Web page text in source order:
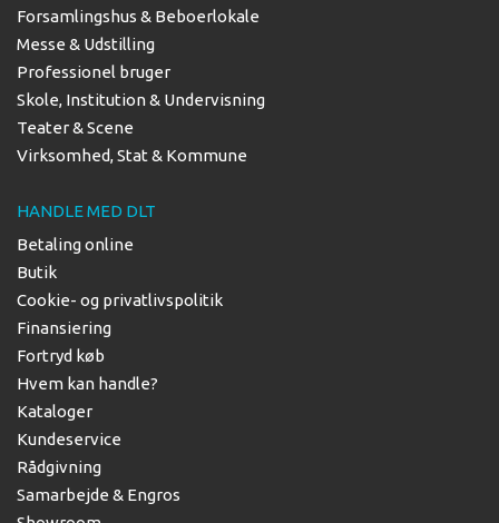
Forsamlingshus & Beboerlokale
Messe & Udstilling
Professionel bruger
Skole, Institution & Undervisning
Teater & Scene
Virksomhed, Stat & Kommune
HANDLE MED DLT
Betaling online
Butik
Cookie- og privatlivspolitik
Finansiering
Fortryd køb
Hvem kan handle?
Kataloger
Kundeservice
Rådgivning
Samarbejde & Engros